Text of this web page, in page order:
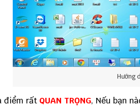
Hướng
điểm rất QUAN TRỌNG, Nếu bạn